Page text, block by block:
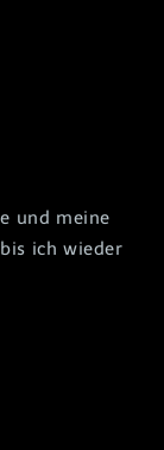
und meine
ich wieder